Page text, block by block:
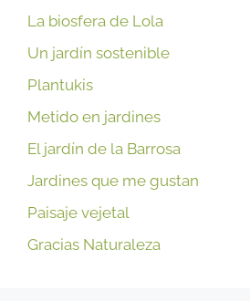
La biosfera de Lola
Un jardín sostenible
Plantukis
Metido en jardines
El jardín de la Barrosa
Jardines que me gustan
Paisaje vejetal
Gracias Naturaleza